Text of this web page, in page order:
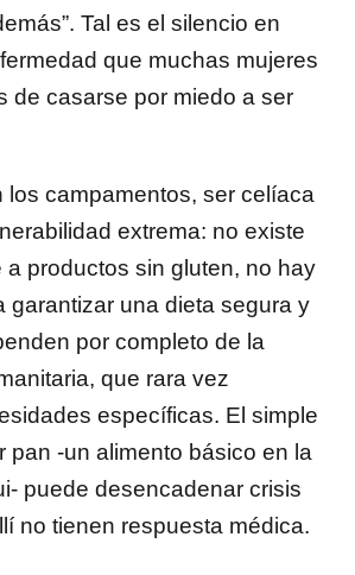
Tal es el silencio en
que muchas mujeres
de casarse por miedo a ser
los campamentos, ser celíaca
extrema: no existe
productos sin gluten, no hay
garantizar una dieta segura y
por completo de la
que rara vez
específicas. El simple
pan -un alimento básico en la
puede desencadenar crisis
no tienen respuesta médica.